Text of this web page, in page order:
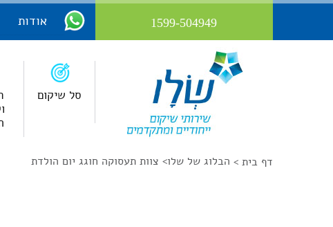
1599-504949 אודות
סל שיקום
דף בית > הבלוג של שלו> צוות תעסוקה חוגג יום הולדת